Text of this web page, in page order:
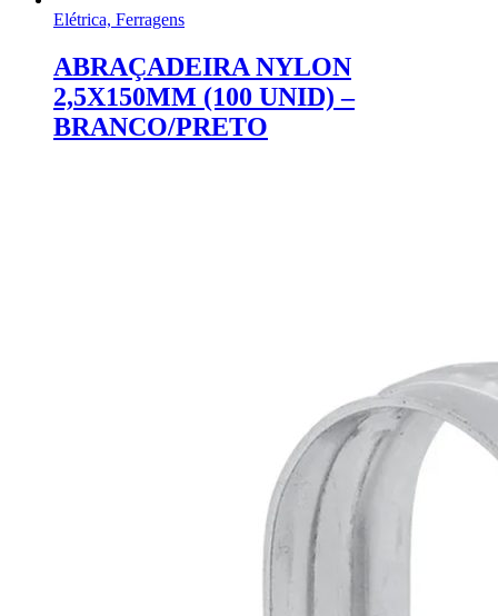
Elétrica, Ferragens
ABRAÇADEIRA NYLON
2,5X150MM (100 UNID) –
BRANCO/PRETO